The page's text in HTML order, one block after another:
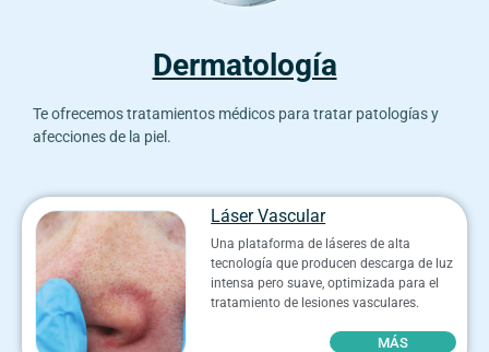
Dermatología
Te ofrecemos tratamientos médicos para tratar patologías y
afecciones de la piel.
Láser Vascular
Una plataforma de láseres de alta
tecnología que producen descarga de luz
intensa pero suave, optimizada para el
tratamiento de lesiones vasculares.
MÁS